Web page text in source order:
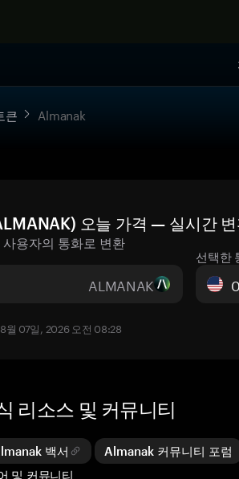
큰 Almanak
오늘 가격 — 실시간 변
용자의 통화로 변환
ALMANAK
선택한
월 07일, 2026 오전 08:28
리소스 및 커뮤니티
백서
Almanak 커뮤니티 포럼
및 커뮤니티